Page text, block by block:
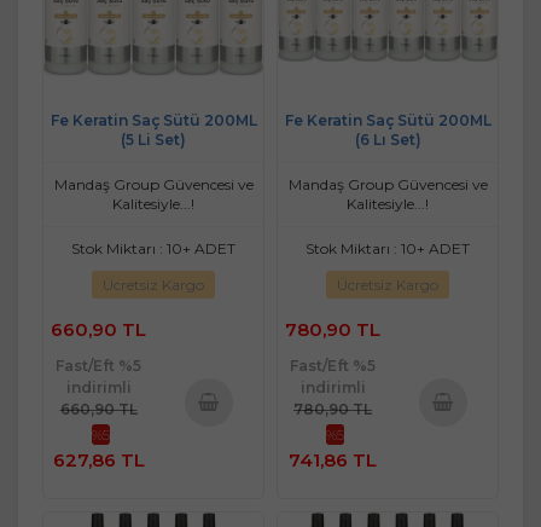
Fe Keratin Saç Sütü 200ML
(5 Li Set)
Mandaş Group Güvencesi ve
Kalitesiyle...!
Stok Miktarı : 10+ ADET
Ücretsiz Kargo
660,90 TL
Fast/Eft %5
indirimli
660,90 TL
%5
627,86 TL
Fe Keratin Saç Sütü 200ML
(6 Lı Set)
Mandaş Group Güvencesi ve
Kalitesiyle...!
Stok Miktarı : 10+ ADET
Ücretsiz Kargo
780,90 TL
Fast/Eft %5
indirimli
780,90 TL
%5
741,86 TL